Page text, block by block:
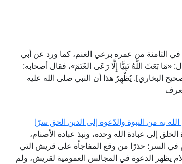
الثامنة من عمره برعي الغنم، كما ورد عن أبي
بَعَثَ اللَّهُ نَبِيًّا إِلَّا رَعَى الغَنَمَ»، فقال أصحابه:
البخاري]. يُظْهِرُ هذا أن النبي صلى الله عليه
به من النبوة والدّعوة إلى الدين الحق سرّا
إلى عبادة الله وحده، ونبذ عبادة الأصنام،
في السر؛ حذرًا من وقع المفاجأة على قريش التي
يظهر الدعوة في المجالس العمومية لقريش، ولم